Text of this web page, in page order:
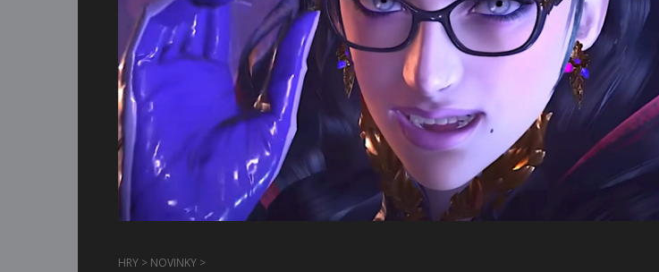
HRY > NOVINKY >